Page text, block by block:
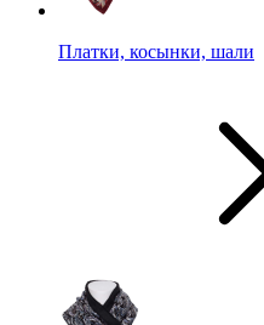
Платки, косынки, шали